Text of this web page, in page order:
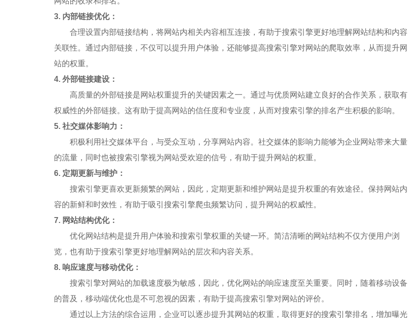
3. 内部链接优化：
合理设置内部链接结构，将网站内相关内容相互连接，有助于搜索引擎更好地理解网站结构和内容
关联性。通过内部链接，不仅可以提升用户体验，还能够提高搜索引擎对网站的爬取效率，从而提升网
站的权重。
4.外部链接建设：
高质量的外部链接是网站权重提升的关键因素之一。通过与优质网站建立良好的合作关系，获取有
权威性的外部链接。这有助于提高网站的信任度和专业度，从而对搜索引擎的排名产生积极的影响。
5.社交媒体影响力：
积极利用社交媒体平台，与受众互动，分享网站内容。社交媒体的影响力能够为企业网站带来大量
的流量，同时也被搜索引擎视为网站受欢迎的信号，有助于提升网站的权重。
6. 定期更新与维护：
搜索引擎更喜欢更新频繁的网站，因此，定期更新和维护网站是提升权重的有效途径。保持网站内
容的新鲜和时效性，有助于吸引搜索引擎爬虫频繁访问，提升网站的权威性。
7. 网站结构优化：
优化网站结构是提升用户体验和搜索引擎权重的关键一环。简洁清晰的网站结构不仅方便用户浏
览，也有助于搜索引擎更好地理解网站的层次和内容关系。
8. 响应速度与移动优化：
搜索引擎对网站的加载速度极为敏感，因此，优化网站的响应速度至关重要。同时，随着移动设备
的普及，移动端优化也是不可忽视的因素，有助于提高搜索引擎对网站的评价。
通过以上方法的综合运用，企业可以逐步提升其网站的权重，取得更好的搜索引擎排名，增加曝光